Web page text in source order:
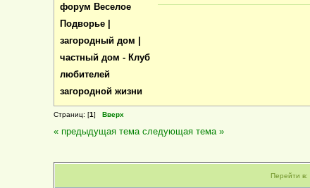
форум Веселое
Подворье |
загородный дом |
частный дом - Клуб
любителей
загородной жизни
Страниц: [1] Вверх
« предыдущая тема следующая тема »
Перейти в: